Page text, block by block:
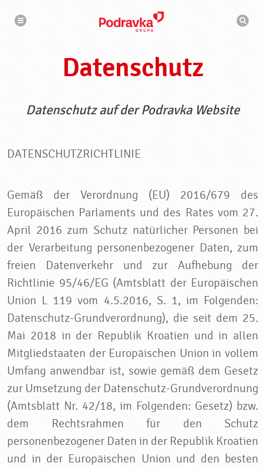
Datenschutz
Datenschutz auf der Podravka Website
DATENSCHUTZRICHTLINIE
Gemäß der Verordnung (EU) 2016/679 des
Europäischen Parlaments und des Rates vom 27.
April 2016 zum Schutz natürlicher Personen bei
der Verarbeitung personenbezogener Daten, zum
freien Datenverkehr und zur Aufhebung der
Richtlinie 95/46/EG (Amtsblatt der Europäischen
Union L 119 vom 4.5.2016, S. 1, im Folgenden:
Datenschutz-Grundverordnung), die seit dem 25.
Mai 2018 in der Republik Kroatien und in allen
Mitgliedstaaten der Europäischen Union in vollem
Umfang anwendbar ist, sowie gemäß dem Gesetz
zur Umsetzung der Datenschutz-Grundverordnung
(Amtsblatt Nr. 42/18, im Folgenden: Gesetz) bzw.
dem Rechtsrahmen für den Schutz
personenbezogener Daten in der Republik Kroatien
und in der Europäischen Union und den besten